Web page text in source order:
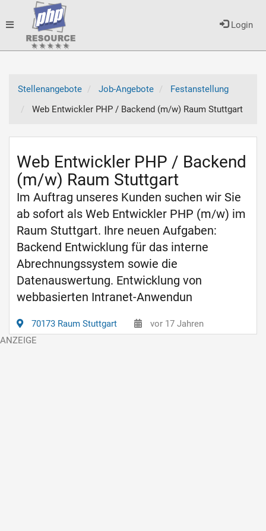
Login
Toggle
Stellenangebote
Job-Angebote
Festanstellung
Web Entwickler PHP / Backend (m/w) Raum Stuttgart
Web Entwickler PHP / Backend
(m/w) Raum Stuttgart
Im Auftrag unseres Kunden suchen wir Sie
ab sofort als Web Entwickler PHP (m/w) im
Raum Stuttgart. Ihre neuen Aufgaben:
Backend Entwicklung für das interne
Abrechnungssystem sowie die
Datenauswertung. Entwicklung von
webbasierten Intranet-Anwendun
70173 Raum Stuttgart vor 17 Jahren